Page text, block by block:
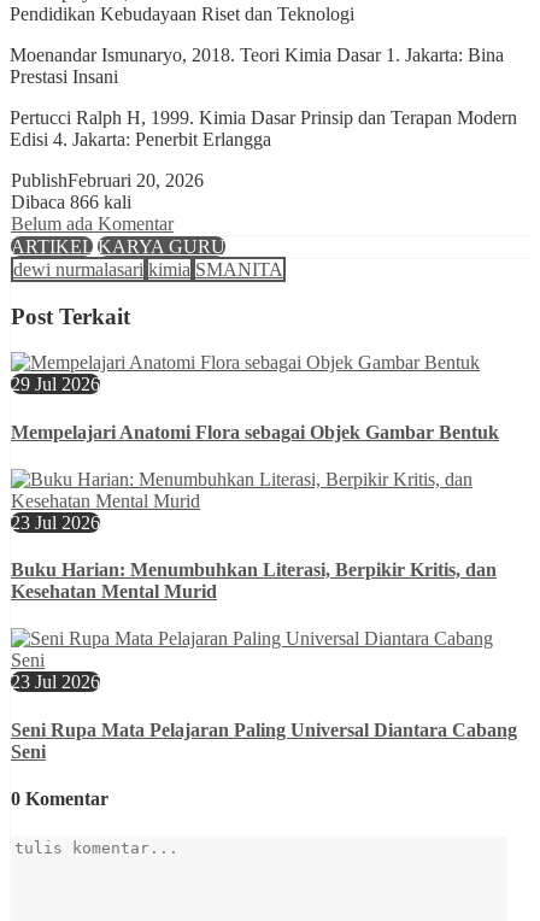
Pendidikan Kebudayaan Riset dan Teknologi
Moenandar Ismunaryo, 2018. Teori Kimia Dasar 1. Jakarta: Bina
Prestasi Insani
Pertucci Ralph H, 1999. Kimia Dasar Prinsip dan Terapan Modern
Edisi 4. Jakarta: Penerbit Erlangga
PublishFebruari 20, 2026
Dibaca 866 kali
Belum ada Komentar
ARTIKEL KARYA GURU
dewi nurmalasari kimia SMANITA
Post Terkait
29 Jul 2026
Mempelajari Anatomi Flora sebagai Objek Gambar Bentuk
23 Jul 2026
Buku Harian: Menumbuhkan Literasi, Berpikir Kritis, dan
Kesehatan Mental Murid
23 Jul 2026
Seni Rupa Mata Pelajaran Paling Universal Diantara Cabang
Seni
0 Komentar